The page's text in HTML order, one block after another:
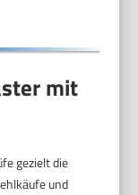
mit
gezielt die
und